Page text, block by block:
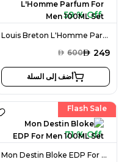
59 % Off
Louis Breton L'Homme Parfum For Men 100ML Set
AED 249
AED 600
أضف إلى السلة
Flash Sale
71 % Off
Mon Destin Bloke EDP For Men 100ML Set